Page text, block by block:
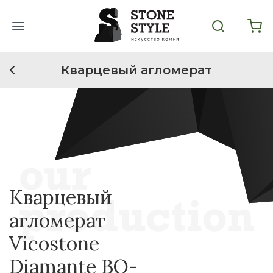
Кварцевый агломерат
Кварцевый
агломерат
Vicostone
Diamante BQ-